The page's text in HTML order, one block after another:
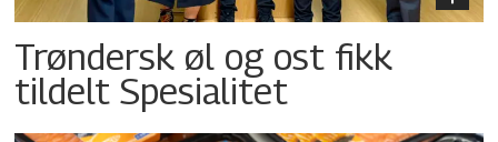
Trøndersk øl og ost fikk
tildelt Spesialitet